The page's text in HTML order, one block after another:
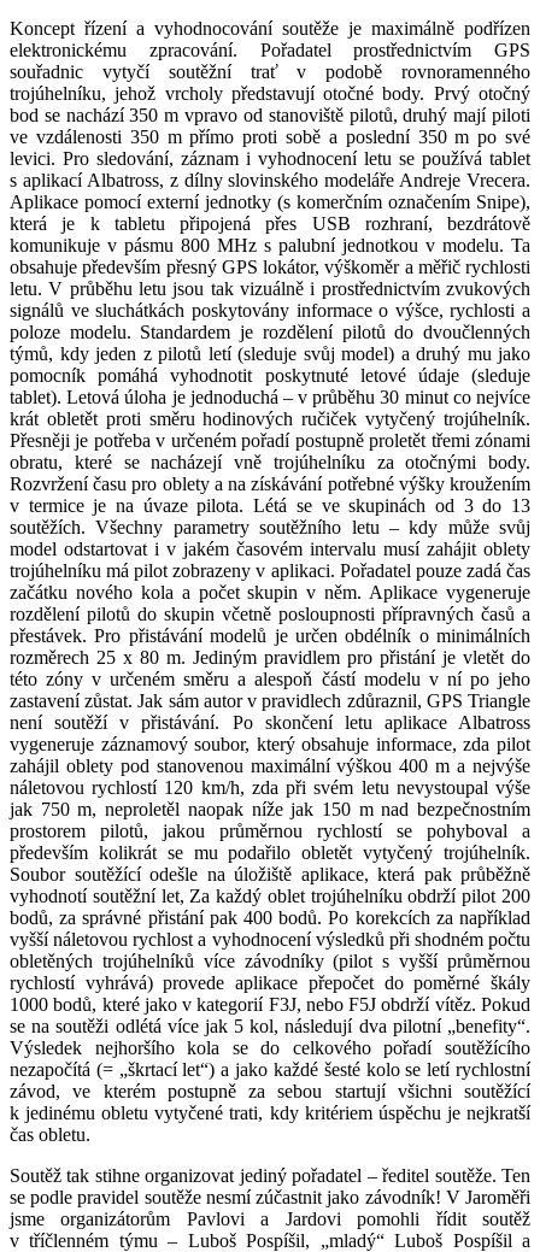
Koncept řízení a vyhodnocování soutěže je maximálně podřízen
elektronickému zpracování. Pořadatel prostřednictvím GPS
souřadnic vytyčí soutěžní trať v podobě rovnoramenného
trojúhelníku, jehož vrcholy představují otočné body. Prvý otočný
bod se nachází 350 m vpravo od stanoviště pilotů, druhý mají piloti
ve vzdálenosti 350 m přímo proti sobě a poslední 350 m po své
levici. Pro sledování, záznam i vyhodnocení letu se používá tablet
s aplikací Albatross, z dílny slovinského modeláře Andreje Vrecera.
Aplikace pomocí externí jednotky (s komerčním označením Snipe),
která je k tabletu připojená přes USB rozhraní, bezdrátově
komunikuje v pásmu 800 MHz s palubní jednotkou v modelu. Ta
obsahuje především přesný GPS lokátor, výškoměr a měřič rychlosti
letu. V průběhu letu jsou tak vizuálně i prostřednictvím zvukových
signálů ve sluchátkách poskytovány informace o výšce, rychlosti a
poloze modelu. Standardem je rozdělení pilotů do dvoučlenných
týmů, kdy jeden z pilotů letí (sleduje svůj model) a druhý mu jako
pomocník pomáhá vyhodnotit poskytnuté letové údaje (sleduje
tablet). Letová úloha je jednoduchá – v průběhu 30 minut co nejvíce
krát obletět proti směru hodinových ručiček vytyčený trojúhelník.
Přesněji je potřeba v určeném pořadí postupně proletět třemi zónami
obratu, které se nacházejí vně trojúhelníku za otočnými body.
Rozvržení času pro oblety a na získávání potřebné výšky kroužením
v termice je na úvaze pilota. Létá se ve skupinách od 3 do 13
soutěžích. Všechny parametry soutěžního letu – kdy může svůj
model odstartovat i v jakém časovém intervalu musí zahájit oblety
trojúhelníku má pilot zobrazeny v aplikaci. Pořadatel pouze zadá čas
začátku nového kola a počet skupin v něm. Aplikace vygeneruje
rozdělení pilotů do skupin včetně posloupnosti přípravných časů a
přestávek. Pro přistávání modelů je určen obdélník o minimálních
rozměrech 25 x 80 m. Jediným pravidlem pro přistání je vletět do
této zóny v určeném směru a alespoň částí modelu v ní po jeho
zastavení zůstat. Jak sám autor v pravidlech zdůraznil, GPS Triangle
není soutěží v přistávání. Po skončení letu aplikace Albatross
vygeneruje záznamový soubor, který obsahuje informace, zda pilot
zahájil oblety pod stanovenou maximální výškou 400 m a nejvýše
náletovou rychlostí 120 km/h, zda při svém letu nevystoupal výše
jak 750 m, neproletěl naopak níže jak 150 m nad bezpečnostním
prostorem pilotů, jakou průměrnou rychlostí se pohyboval a
především kolikrát se mu podařilo obletět vytyčený trojúhelník.
Soubor soutěžící odešle na úložiště aplikace, která pak průběžně
vyhodnotí soutěžní let, Za každý oblet trojúhelníku obdrží pilot 200
bodů, za správné přistání pak 400 bodů. Po korekcích za například
vyšší náletovou rychlost a vyhodnocení výsledků při shodném počtu
obletěných trojúhelníků více závodníky (pilot s vyšší průměrnou
rychlostí vyhrává) provede aplikace přepočet do poměrné škály
1000 bodů, které jako v kategorií F3J, nebo F5J obdrží vítěz. Pokud
se na soutěži odlétá více jak 5 kol, následují dva pilotní „benefity“.
Výsledek nejhoršího kola se do celkového pořadí soutěžícího
nezapočítá (= „škrtací let“) a jako každé šesté kolo se letí rychlostní
závod, ve kterém postupně za sebou startují všichni soutěžící
k jedinému obletu vytyčené trati, kdy kritériem úspěchu je nejkratší
čas obletu.
Soutěž tak stihne organizovat jediný pořadatel – ředitel soutěže. Ten
se podle pravidel soutěže nesmí zúčastnit jako závodník! V Jaroměři
jsme organizátorům Pavlovi a Jardovi pomohli řídit soutěž
v tříčlenném týmu – Luboš Pospíšil, „mladý“ Luboš Pospíšil a